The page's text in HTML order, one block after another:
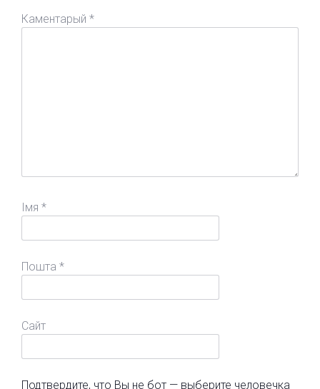
Каментарый *
Імя *
Пошта *
Сайт
Подтвердите, что Вы не бот — выберите человечка